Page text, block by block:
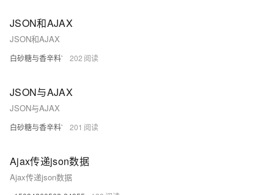
JSON和AJAX
JSON和AJAX
白砂糖与香辛料` 202
JSON与AJAX
JSON与AJAX
白砂糖与香辛料` 201
Ajax传递json数据
Ajax传递json数据